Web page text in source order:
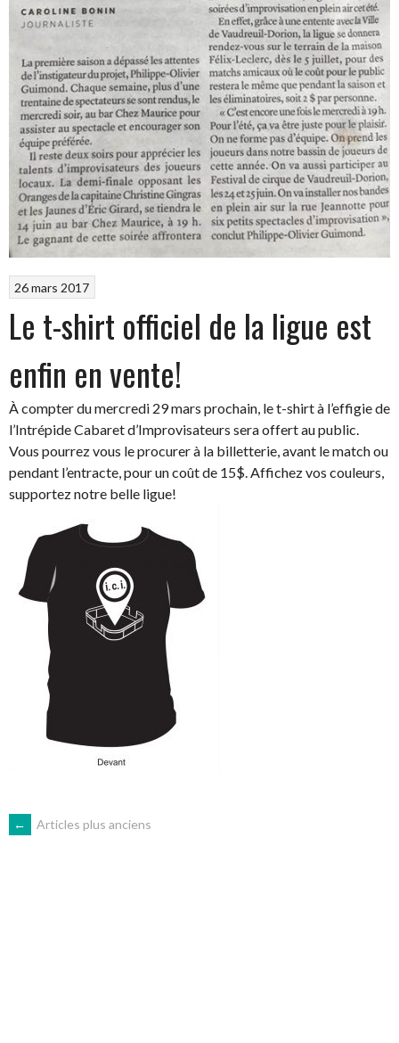
26 mars 2017
Le t-shirt officiel de la ligue est
enfin en vente!
À compter du mercredi 29 mars prochain, le t-shirt à l’effigie de
l’Intrépide Cabaret d’Improvisateurs sera offert au public.
Vous pourrez vous le procurer à la billetterie, avant le match ou
pendant l’entracte, pour un coût de 15$. Affichez vos couleurs,
supportez notre belle ligue!
NAVIGATION
← Articles plus anciens